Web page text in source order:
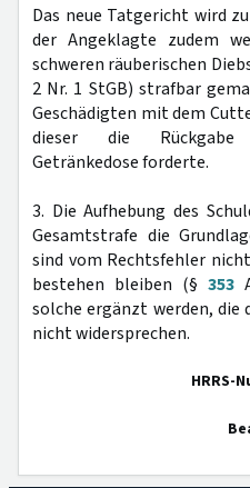
Das neue Tatgericht wird
der Angeklagte zudem
schweren räuberischen
2 Nr. 1 StGB) strafbar
Geschädigten mit dem
dieser die
Getränkedose forderte.
3. Die Aufhebung des
Gesamtstrafe die
sind vom Rechtsfehler
bestehen bleiben (§ 353
solche ergänzt werden, die
nicht widersprechen.
HRRS-